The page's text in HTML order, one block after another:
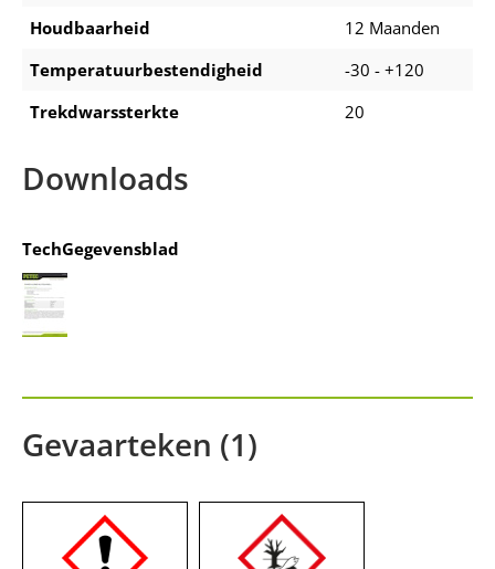
Houdbaarheid
12 Maanden
Temperatuurbestendigheid
-30 - +120
Trekdwarssterkte
20
Downloads
TechGegevensblad
Gevaarteken (1)